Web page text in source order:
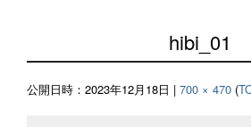
hibi_01
公開日時： 2023年12月18日 | 700 × 470 (